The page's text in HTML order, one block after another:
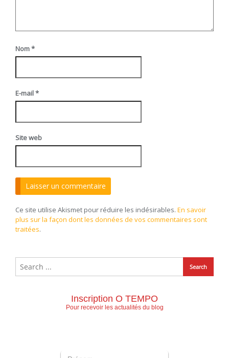
Nom*
E-mail*
Site web
Ce site utilise Akismet pour réduire les indésirables. En savoir
plus sur la façon dont les données de vos commentaires sont
traitées.
Inscription O TEMPO
Pour recevoir les actualités du blog